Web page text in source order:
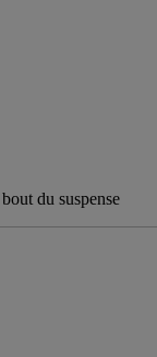
du suspense